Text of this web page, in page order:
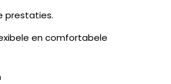
prestaties.
en comfortabele